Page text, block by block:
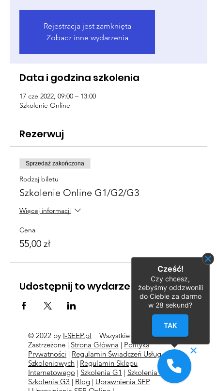
Rejestracja jest zamknięta
Zobacz inne wydarzenia
Data i godzina szkolenia
17 cze 2022, 09:00 – 13:00
Szkolenie Online
Rezerwuj
Sprzedaż zakończona
Rodzaj biletu
Szkolenie Online G1/G2/G3
Więcej informacji
Cena
55,00 zł
Udostępnij to wydarzenie
© 2022 by I-SEEP.pl
Wszystkie Prawa
Zastrzeżone | Strona Główna | Polityka
Prywatności | Regulamin Świadczeń Usług
Szkoleniowych| Regulamin Sklepu
Internetowego | Szkolenia G1 | Szkolenia G2
l
Szkolenia G3 | Blog| Uprawnienia SEP
Cześć!
Czy chcesz,
żebyśmy oddzwonili
do Ciebie za darmo
w 28 sekund?
TAK